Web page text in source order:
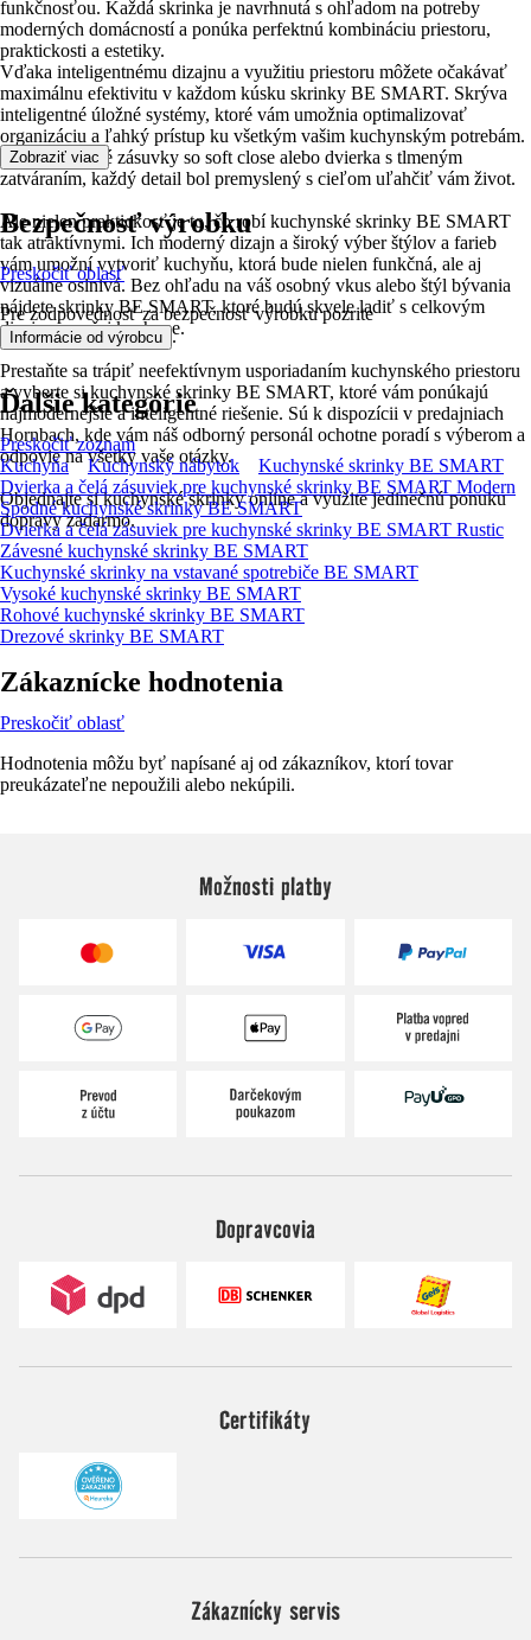
funkčnosťou. Každá skrinka je navrhnutá s ohľadom na potreby
moderných domácností a ponúka perfektnú kombináciu priestoru,
praktickosti a estetiky.
Vďaka inteligentnému dizajnu a využitiu priestoru môžete očakávať
maximálnu efektivitu v každom kúsku skrinky BE SMART. Skrýva
inteligentné úložné systémy, ktoré vám umožnia optimalizovať
organizáciu a ľahký prístup ku všetkým vašim kuchynským potrebám.
Vysoko odolné zásuvky so soft close alebo dvierka s tlmeným
zatváraním, každý detail bol premyslený s cieľom uľahčiť vám život.
Ale nielen praktickosť je to, čo robí kuchynské skrinky BE SMART
tak atraktívnymi. Ich moderný dizajn a široký výber štýlov a farieb
vám umožní vytvoriť kuchyňu, ktorá bude nielen funkčná, ale aj
vizuálne oslnivá. Bez ohľadu na váš osobný vkus alebo štýl bývania
nájdete skrinky BE SMART, ktoré budú skvele ladiť s celkovým
dizajnom vašej kuchyne.
Prestaňte sa trápiť neefektívnym usporiadaním kuchynského priestoru
a vyberte si kuchynské skrinky BE SMART, ktoré vám ponúkajú
najmodernejšie a inteligentné riešenie. Sú k dispozícii v predajniach
Hornbach, kde vám náš odborný personál ochotne poradí s výberom a
odpovie na všetky vaše otázky.
Objednajte si kuchynské skrinky online a využite jedinečnú ponuku
dopravy zadarmo.
Zobraziť viac
Bezpečnosť výrobku
Preskočiť oblasť
Pre zodpovednosť za bezpečnosť výrobku pozrite
Informácie od výrobcu .
Ďalšie kategórie
Preskočiť zoznam
Kuchyňa
Kuchynský nábytok
Kuchynské skrinky BE SMART
Dvierka a čelá zásuviek pre kuchynské skrinky BE SMART Modern
Spodné kuchynské skrinky BE SMART
Dvierka a čelá zásuviek pre kuchynské skrinky BE SMART Rustic
Závesné kuchynské skrinky BE SMART
Kuchynské skrinky na vstavané spotrebiče BE SMART
Vysoké kuchynské skrinky BE SMART
Rohové kuchynské skrinky BE SMART
Drezové skrinky BE SMART
Zákaznícke hodnotenia
Preskočiť oblasť
Hodnotenia môžu byť napísané aj od zákazníkov, ktorí tovar
preukázateľne nepoužili alebo nekúpili.
Možnosti platby
Dopravcovia
Certifikáty
Zákaznícky servis